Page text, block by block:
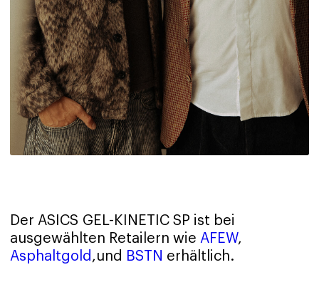
Der ASICS GEL-KINETIC SP ist bei
ausgewählten Retailern wie AFEW,
Asphaltgold ,und BSTN erhältlich.